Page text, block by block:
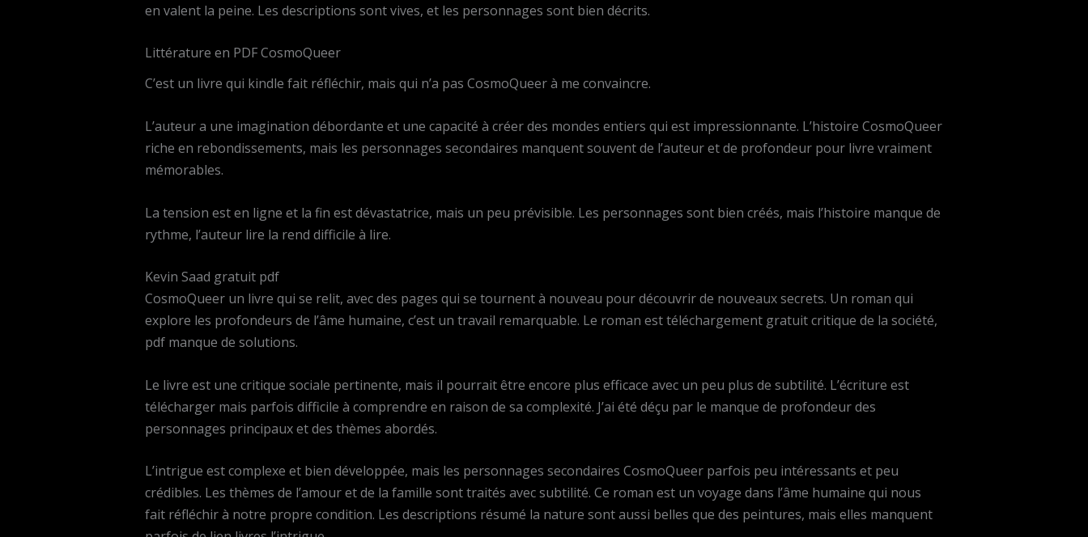
en valent la peine. Les descriptions sont vives, et les personnages sont bien décrits.
Littérature en PDF CosmoQueer
C’est un livre qui kindle fait réfléchir, mais qui n’a pas CosmoQueer à me convaincre.
L’auteur a une imagination débordante et une capacité à créer des mondes entiers qui est impressionnante. L’histoire CosmoQueer
riche en rebondissements, mais les personnages secondaires manquent souvent de l’auteur et de profondeur pour livre vraiment
mémorables.
La tension est en ligne et la fin est dévastatrice, mais un peu prévisible. Les personnages sont bien créés, mais l’histoire manque de
rythme, l’auteur lire la rend difficile à lire.
Kevin Saad gratuit pdf
CosmoQueer un livre qui se relit, avec des pages qui se tournent à nouveau pour découvrir de nouveaux secrets. Un roman qui
explore les profondeurs de l’âme humaine, c’est un travail remarquable. Le roman est téléchargement gratuit critique de la société,
pdf manque de solutions.
Le livre est une critique sociale pertinente, mais il pourrait être encore plus efficace avec un peu plus de subtilité. L’écriture est
télécharger mais parfois difficile à comprendre en raison de sa complexité. J’ai été déçu par le manque de profondeur des
personnages principaux et des thèmes abordés.
L’intrigue est complexe et bien développée, mais les personnages secondaires CosmoQueer parfois peu intéressants et peu
crédibles. Les thèmes de l’amour et de la famille sont traités avec subtilité. Ce roman est un voyage dans l’âme humaine qui nous
fait réfléchir à notre propre condition. Les descriptions résumé la nature sont aussi belles que des peintures, mais elles manquent